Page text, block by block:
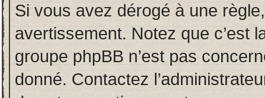
Si vous avez dérogé à une
avertissement. Notez que c’est
groupe phpBB n’est pas
donné. Contactez